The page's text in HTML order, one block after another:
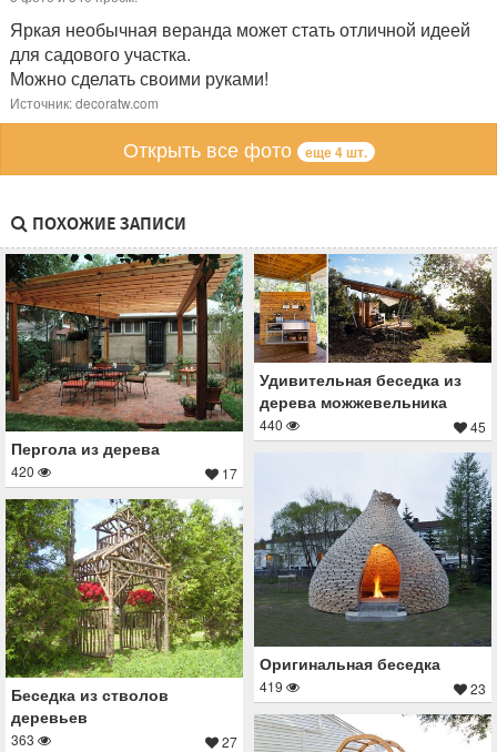
Яркая необычная веранда может стать отличной идеей
для садового участка.
Можно сделать своими руками!
Источник: decoratw.com
Открыть все фото еще 4 шт.
ПОХОЖИЕ ЗАПИСИ
Пергола из дерева
420 17
Удивительная беседка из
дерева можжевельника
440 45
Оригинальная беседка
419 23
Беседка из стволов
деревьев
363 27